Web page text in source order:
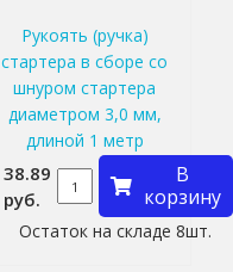
Рукоять (ручка)
стартера в сборе со
шнуром стартера
диаметром 3,0 мм,
длиной 1 метр
38.89
руб.
В
корзину
Остаток на складе 8шт.